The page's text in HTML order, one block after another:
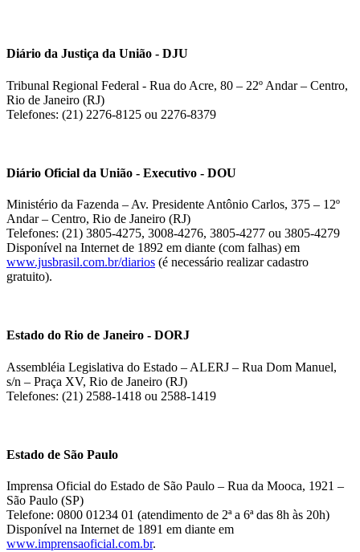
Diário da Justiça da União - DJU
Tribunal Regional Federal - Rua do Acre, 80 – 22º Andar – Centro,
Rio de Janeiro (RJ)
Telefones: (21) 2276-8125 ou 2276-8379
Diário Oficial da União - Executivo - DOU
Ministério da Fazenda – Av. Presidente Antônio Carlos, 375 – 12º
Andar – Centro, Rio de Janeiro (RJ)
Telefones: (21) 3805-4275, 3008-4276, 3805-4277 ou 3805-4279
Disponível na Internet de 1892 em diante (com falhas) em
www.jusbrasil.com.br/diarios (é necessário realizar cadastro
gratuito).
Estado do Rio de Janeiro - DORJ
Assembléia Legislativa do Estado – ALERJ – Rua Dom Manuel,
s/n – Praça XV, Rio de Janeiro (RJ)
Telefones: (21) 2588-1418 ou 2588-1419
Estado de São Paulo
Imprensa Oficial do Estado de São Paulo – Rua da Mooca, 1921 –
São Paulo (SP)
Telefone: 0800 01234 01 (atendimento de 2ª a 6ª das 8h às 20h)
Disponível na Internet de 1891 em diante em
www.imprensaoficial.com.br.